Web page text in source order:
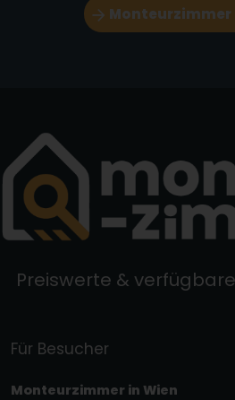
Monteurzimmer
Preiswerte &
Für Besucher
Monteurzimmer in Wien